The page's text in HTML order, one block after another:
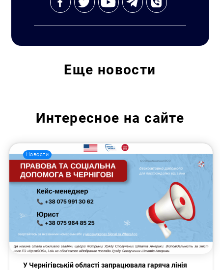
Еще новости
Интересное на сайте
Новости
У Чернігівській області запрацювала гаряча лінія